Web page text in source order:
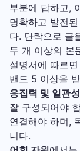
부분에 답하고,
명확하고 발전
다. 단락으로 글
두 개 이상의 본
설명서에 따르
밴드 5 이상을
응집력 및 일관성
잘 구성되어야
연결해야 하며,
니다.